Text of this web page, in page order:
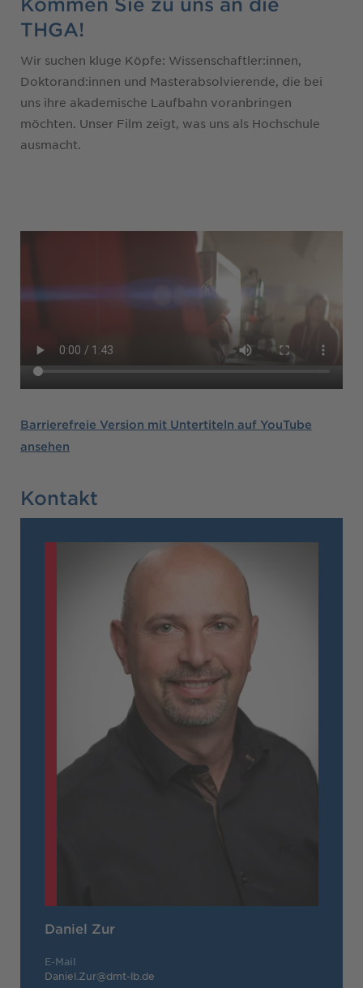
THGA!
Wir suchen kluge Köpfe: Wissenschaftler:innen,
Doktorand:innen und Masterabsolvierende, die bei
uns ihre akademische Laufbahn voranbringen
möchten. Unser Film zeigt, was uns als Hochschule
ausmacht.
Barrierefreie Version mit Untertiteln auf YouTube
ansehen
Kontakt
Daniel Zur
E-Mail
Daniel.Zur@dmt-lb.de